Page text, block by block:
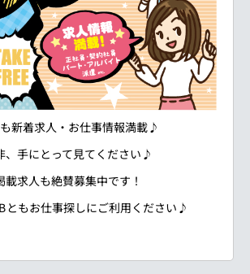
新着求人・お仕事情報満載♪
、手にとって見てください♪
載求人も絶賛募集中です！
ともお仕事探しにご利用ください♪